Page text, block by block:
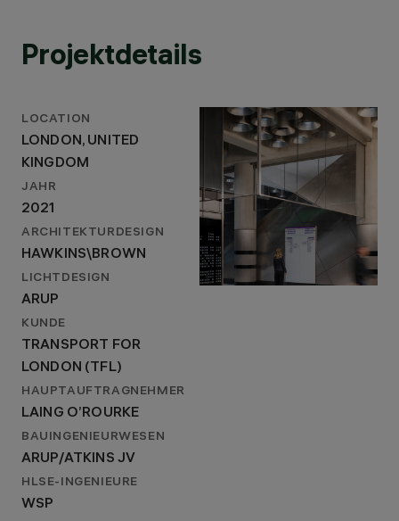
Projektdetails
LOCATION
LONDON, UNITED
KINGDOM
JAHR
2021
ARCHITEKTURDESIGN
HAWKINS\BROWN
LICHTDESIGN
ARUP
KUNDE
TRANSPORT FOR
LONDON (TFL)
HAUPTAUFTRAGNEHMER
LAING O’ROURKE
BAUINGENIEURWESEN
ARUP/ATKINS JV
HLSE-INGENIEURE
WSP